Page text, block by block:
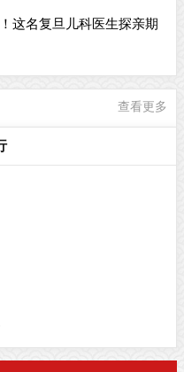
这名复旦儿科医生探亲期
查看更多